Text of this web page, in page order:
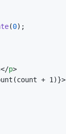
(0);
</p>
+ 1)}>